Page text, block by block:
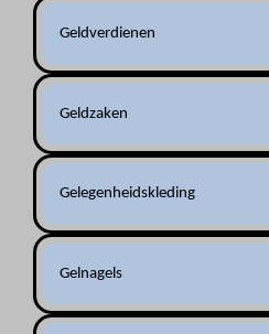
Geldverdienen
Geldzaken
Gelegenheidskleding
Gelnagels